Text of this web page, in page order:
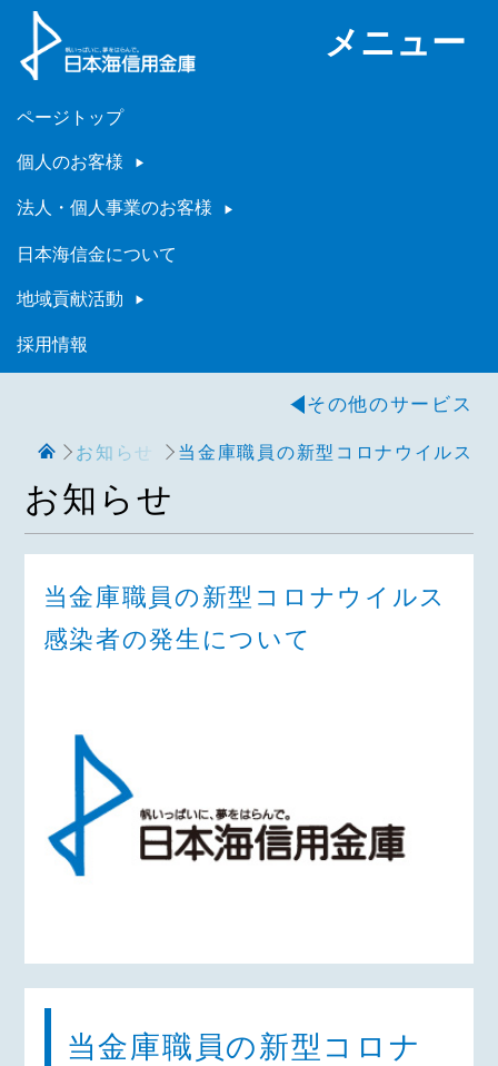
メニュー
ページトップ
個人のお客様
法人・個人事業のお客様
日本海信金について
地域貢献活動
採用情報
その他のサービス
お知らせ 当金庫職員の新型コロナウイルス
お知らせ
当金庫職員の新型コロナウイルス
感染者の発生について
当金庫職員の新型コロナ